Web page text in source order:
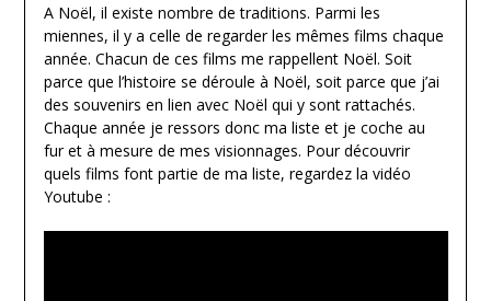
A Noël, il existe nombre de traditions. Parmi les
miennes, il y a celle de regarder les mêmes films chaque
année. Chacun de ces films me rappellent Noël. Soit
parce que l’histoire se déroule à Noël, soit parce que j’ai
des souvenirs en lien avec Noël qui y sont rattachés.
Chaque année je ressors donc ma liste et je coche au
fur et à mesure de mes visionnages. Pour découvrir
quels films font partie de ma liste, regardez la vidéo
Youtube :